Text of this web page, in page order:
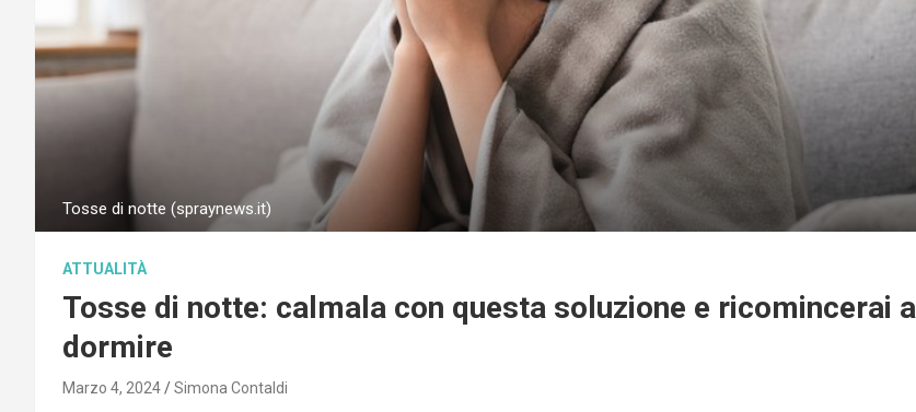
Tosse di notte (spraynews.it)
ATTUALITÀ
Tosse di notte: calmala con questa soluzione e ricomincerai a
dormire
Marzo 4, 2024 Simona Contaldi